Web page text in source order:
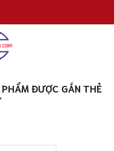
PHẨM ĐƯỢC GẮN THẺ